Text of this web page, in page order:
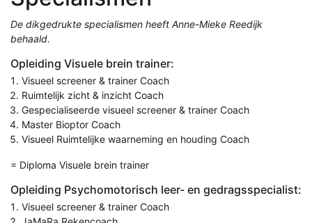
De dikgedrukte specialismen heeft Anne-Mieke Reedijk
behaald.
Opleiding Visuele brein trainer:
Visueel screener & trainer Coach
Ruimtelijk zicht & inzicht Coach
Gespecialiseerde visueel screener & trainer Coach
Master Bioptor Coach
Visueel Ruimtelijke waarneming en houding Coach
= Diploma Visuele brein trainer
Opleiding Psychomotorisch leer- en gedragsspecialist:
Visueel screener & trainer Coach